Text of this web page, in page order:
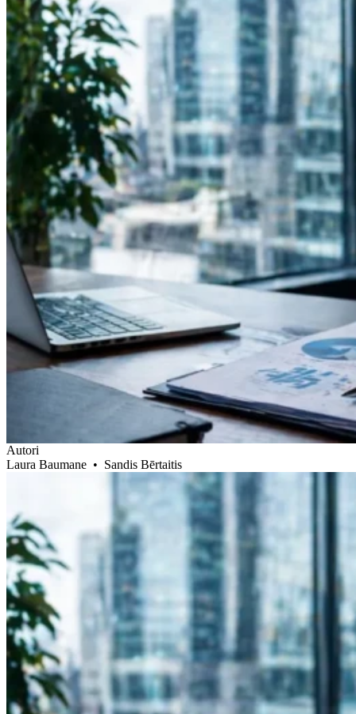
Autori
Laura Baumane • Sandis Bērtaitis